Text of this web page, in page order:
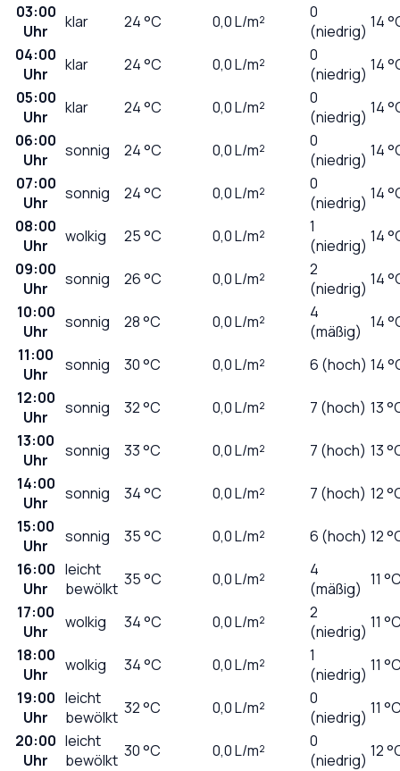
03:00
Uhr
klar 24°C 0,0L/m²
0
(niedrig) 14
04:00
Uhr
klar 24°C 0,0L/m²
0
(niedrig) 14
05:00
Uhr
klar 24°C 0,0L/m²
0
(niedrig) 14
06:00
Uhr
sonnig 24°C 0,0L/m²
0
(niedrig) 14
07:00
Uhr
sonnig 24°C 0,0L/m²
0
(niedrig) 14
08:00
Uhr
wolkig 25°C 0,0L/m²
1
(niedrig) 14
09:00
Uhr
sonnig 26°C 0,0L/m²
2
(niedrig) 14
10:00
Uhr
sonnig 28°C 0,0L/m²
4
(mäßig) 14
11:00
Uhr
sonnig 30°C 0,0L/m² 6 (hoch) 14
12:00
Uhr
sonnig 32°C 0,0L/m² 7 (hoch) 13
13:00
Uhr
sonnig 33°C 0,0L/m² 7 (hoch) 13
14:00
Uhr
sonnig 34°C 0,0L/m² 7 (hoch) 12
15:00
Uhr
sonnig 35°C 0,0L/m² 6 (hoch) 12
16:00
Uhr
leicht
bewölkt 35°C 0,0L/m²
4
(mäßig) 11
17:00
Uhr
wolkig 34°C 0,0L/m²
2
(niedrig) 11
18:00
Uhr
wolkig 34°C 0,0L/m²
1
(niedrig) 11
19:00
Uhr
leicht
bewölkt 32°C 0,0L/m²
0
(niedrig) 11
20:00
Uhr
leicht
bewölkt 30°C 0,0L/m²
0
(niedrig) 12